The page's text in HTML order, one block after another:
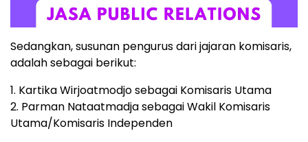
Sedangkan, susunan pengurus dari jajaran komisaris,
adalah sebagai berikut:
1. Kartika Wirjoatmodjo sebagai Komisaris Utama
2. Parman Nataatmadja sebagai Wakil Komisaris
Utama/Komisaris Independen